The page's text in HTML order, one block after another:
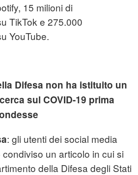
15 milioni di
TikTok e 275.000
YouTube.
Difesa non ha istituito un
sul COVID-19 prima
: gli utenti dei social media
un articolo in cui si
della Difesa degli Stati